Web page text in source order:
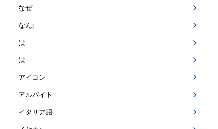
なぜ
なんj
は
は
アイコン
アルバイト
イタリア語